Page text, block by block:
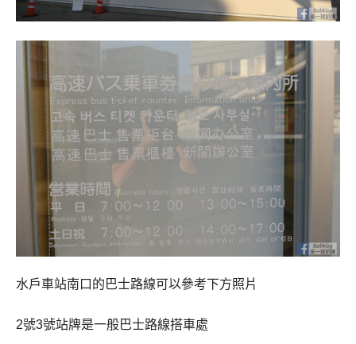
水戶車站南口的巴士路線可以參考下方照片
2號3號站牌是一般巴士路線搭車處